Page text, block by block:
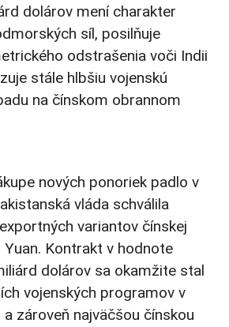
dolárov mení charakter
síl, posilňuje
odstrašenia voči Indii
stále hlbšiu vojenskú
na čínskom obrannom
nových ponoriek padlo v
vláda schválila
variantov čínskej
Kontrakt v hodnote
dolárov sa okamžite stal
vojenských programov v
zároveň najväčšou čínskou